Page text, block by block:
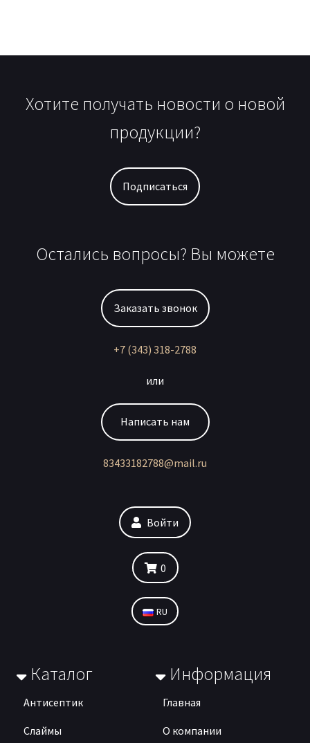
Хотите получать новости о новой
продукции?
Подписаться
Остались вопросы? Вы можете
Заказать звонок
+7 (343) 318-2788
или
Написать нам
83433182788@mail.ru
Каталог
Антисептик
Слаймы
Информация
Главная
О компании
Войти
0
RU